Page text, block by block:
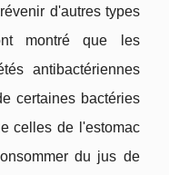
d'autres types
montré que les
antibactériennes
certaines bactéries
celles de l'estomac
du jus de